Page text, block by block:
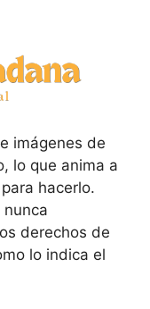
imágenes de
lo que anima a
hacerlo.
derechos de
lo indica el